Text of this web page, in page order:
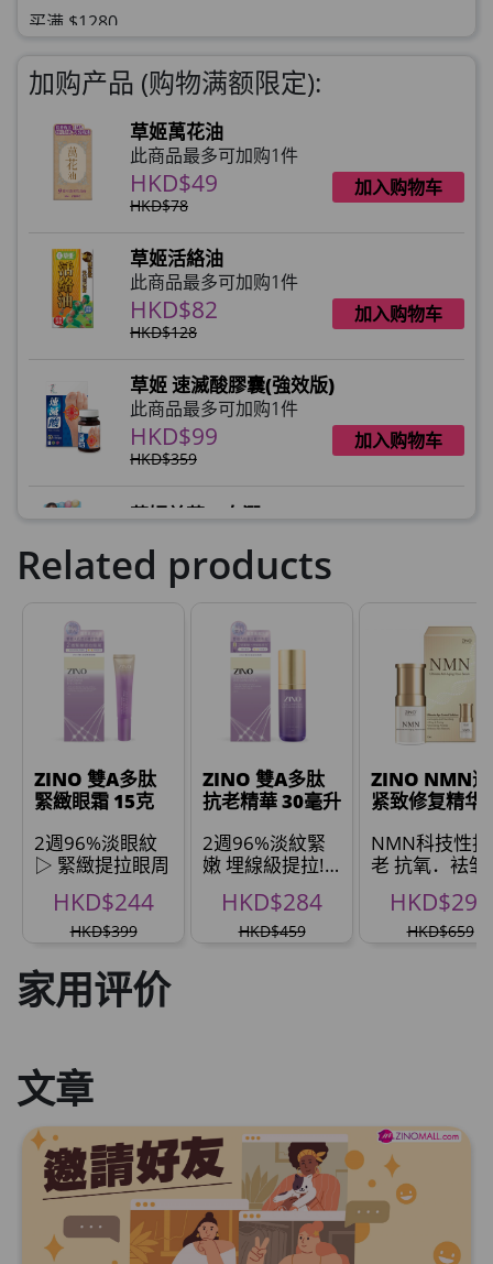
买满 $1280
月)
HKD$0
HKD$145
加购产品 (购物满额限定):
草姬萬花油
此商品最多可加购1件
HKD$49
HKD$78
加入购物车
草姬活絡油
此商品最多可加购1件
HKD$82
HKD$128
加入购物车
草姬 速滅酸膠囊(強效版)
此商品最多可加购1件
HKD$99
HKD$359
加入购物车
草姬益菌の白潤
HKD$99
草姬 調經緊緻寶
此商品最多可加购1件
HKD$169 加入购物车
男補精力丸5:1 (到期日2028年1月)
此商品最多可加购1件
HKD$169 加入购物车
理膚泉 無香大哥大防曬 50ml (2027年4
月)
此商品最多可加购1件
HKD$145
HKD$145
Related products
ZINO 雙A多肽
緊緻眼霜 15克
2週96%淡眼紋
▷ 緊緻提拉眼周
HKD$244
HKD$399
ZINO 雙A多肽
抗老精華 30毫升
2週96%淡紋緊
嫩 埋線級提拉!
HKD$284
HKD$459
ZINO NMN
紧致修复精华
NMN科技性
老 抗氧．袪皱
HKD$299
HKD$659
家用评价
文章